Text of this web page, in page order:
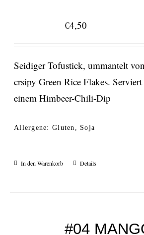
€4,50
Seidiger Tofustick, ummantelt von
crsipy Green Rice Flakes.
einem Himbeer-Chili-Dip
Allergene: Gluten, Soja
In den Warenkorb Details
#04